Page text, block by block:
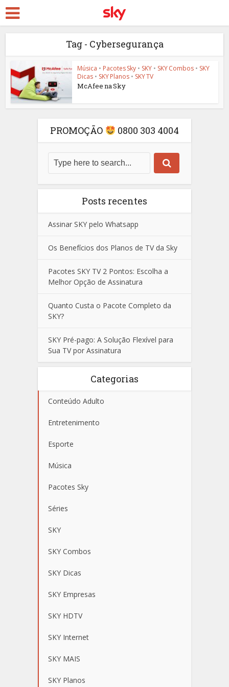
Tag - Cybersegurança
Música • Pacotes Sky • SKY • SKY Combos • SKY
Dicas • SKY Planos • SKY TV
McAfee na Sky
PROMOÇÃO 0800 303 4004
Posts recentes
Assinar SKY pelo Whatsapp
Os Benefícios dos Planos de TV da Sky
Pacotes SKY TV 2 Pontos: Escolha a
Melhor Opção de Assinatura
Quanto Custa o Pacote Completo da
SKY?
SKY Pré-pago: A Solução Flexível para
Sua TV por Assinatura
Categorias
Conteúdo Adulto
Entretenimento
Esporte
Música
Pacotes Sky
Séries
SKY
SKY Combos
SKY Dicas
SKY Empresas
SKY HDTV
SKY Internet
SKY MAIS
SKY Planos